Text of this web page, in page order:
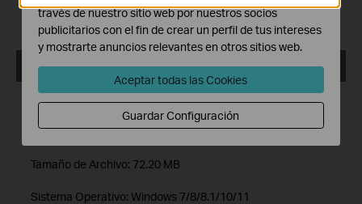
Modification and bug fixes:
Compatible with the new G.hn PLC models
tpPLC_ Utility _Windows 7/8/8.1/10/11
Fecha de Publicación:2021-12-29
Idioma:Inglés
Tamaño de Archivo: 72.20 MB
Sistema Operativo: Windows 7/8/8.1/10/11
través de nuestro sitio web por nuestros socios
publicitarios con el fin de crear un perfil de tus intereses
y mostrarte anuncios relevantes en otros sitios web.
Aceptar todas las Cookies
Guardar Configuración